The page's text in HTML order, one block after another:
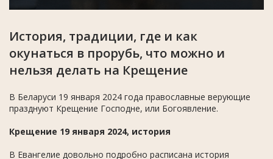
История, традиции, где и как
окунаться в прорубь, что можно и
нельзя делать на Крещение
В Беларуси 19 января 2024 года православные верующие
празднуют Крещение Господне, или Богоявление.
Крещение 19 января 2024, история
В Евангелие довольно подробно расписана история